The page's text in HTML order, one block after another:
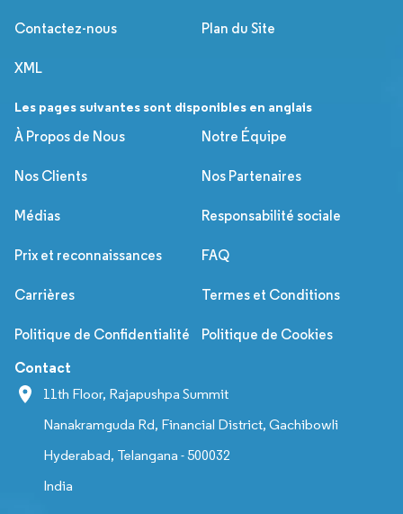
Contactez-nous Plan du Site
XML
Les pages suivantes sont disponibles en anglais
À Propos de Nous
Notre Équipe
Nos Clients Nos Partenaires
Médias Responsabilité sociale
Prix et reconnaissances FAQ
Carrières Termes et Conditions
Politique de Confidentialité Politique de Cookies
Contact
11th Floor, Rajapushpa Summit
Nanakramguda Rd, Financial District, Gachibowli
Hyderabad, Telangana - 500032
India